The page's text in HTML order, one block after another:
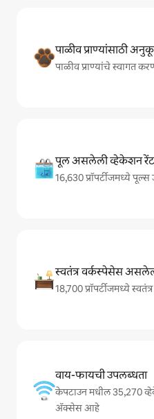
पाळीव प्राण्यांसाठी
पाळीव प्राण्यांचे स्वागत
पूल असलेली व्हेकेशन
16,630 प्रॉपर्टीजमध्ये
स्वतंत्र वर्कस्पेसेस
18,700 प्रॉपर्टीजमध्ये
वाय-फायची उपलब्धता
केपटाउन मधील 35,270
अ‍ॅक्सेस आहे